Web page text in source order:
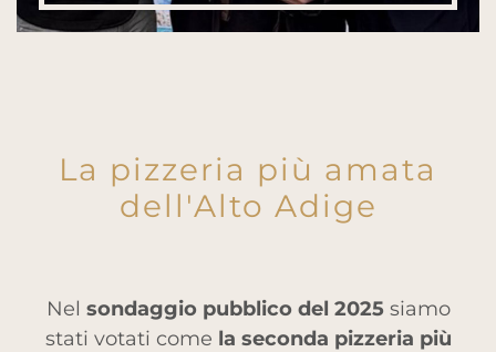
La pizzeria più amata
dell'Alto Adige
Nel sondaggio pubblico del 2025siamo
stati votati come la seconda pizzeria più